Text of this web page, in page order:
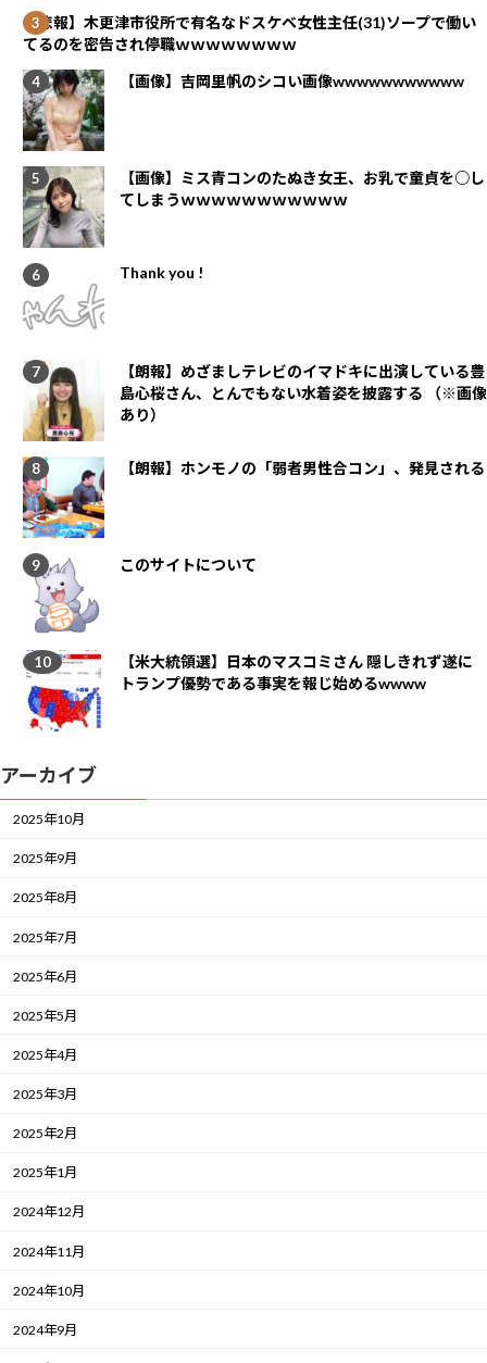
【悲報】木更津市役所で有名なドスケベ女性主任(31)ソープで働い
てるのを密告され停職ｗｗｗｗｗｗｗｗ
【画像】吉岡里帆のシコい画像wwwwwwwwwww
【画像】ミス青コンのたぬき女王、お乳で童貞を○し
てしまうｗｗｗｗｗｗｗｗｗｗｗ
Thank you !
【朗報】めざましテレビのイマドキに出演している豊
島心桜さん、とんでもない水着姿を披露する （※画像
あり）
【朗報】ホンモノの「弱者男性合コン」、発見される
このサイトについて
【米大統領選】日本のマスコミさん 隠しきれず遂に
トランプ優勢である事実を報じ始めるwwww
アーカイブ
2025年10月
2025年9月
2025年8月
2025年7月
2025年6月
2025年5月
2025年4月
2025年3月
2025年2月
2025年1月
2024年12月
2024年11月
2024年10月
2024年9月